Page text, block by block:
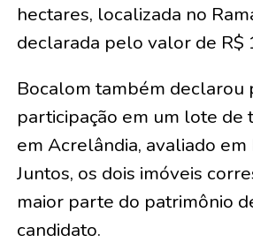
hectares, localizada no
declarada pelo valor de R$
Bocalom também declarou
participação em um lote de
em Acrelândia, avaliado em
Juntos, os dois imóveis
maior parte do patrimônio
candidato.